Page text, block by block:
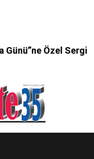
Günü”ne Özel Sergi